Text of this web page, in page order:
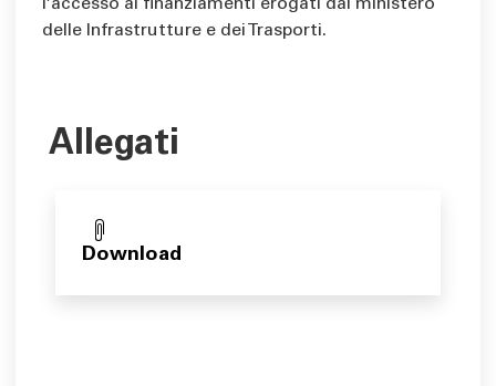
l’accesso ai finanziamenti erogati dal ministero
delle Infrastrutture e dei Trasporti.
Allegati
Download